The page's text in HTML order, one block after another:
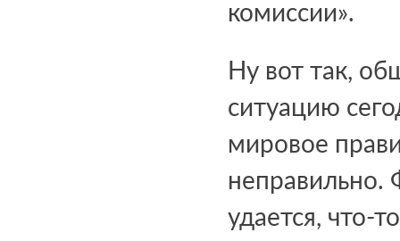
комиссии».
Ну вот так,
ситуацию
мировое
неправильно.
удается, что-